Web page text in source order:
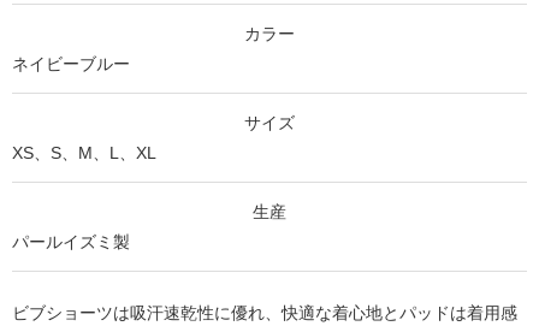
カラー
ネイビーブルー
サイズ
XS、S、M、L、XL
生産
パールイズミ製
ビブショーツは吸汗速乾性に優れ、快適な着心地とパッドは着用感